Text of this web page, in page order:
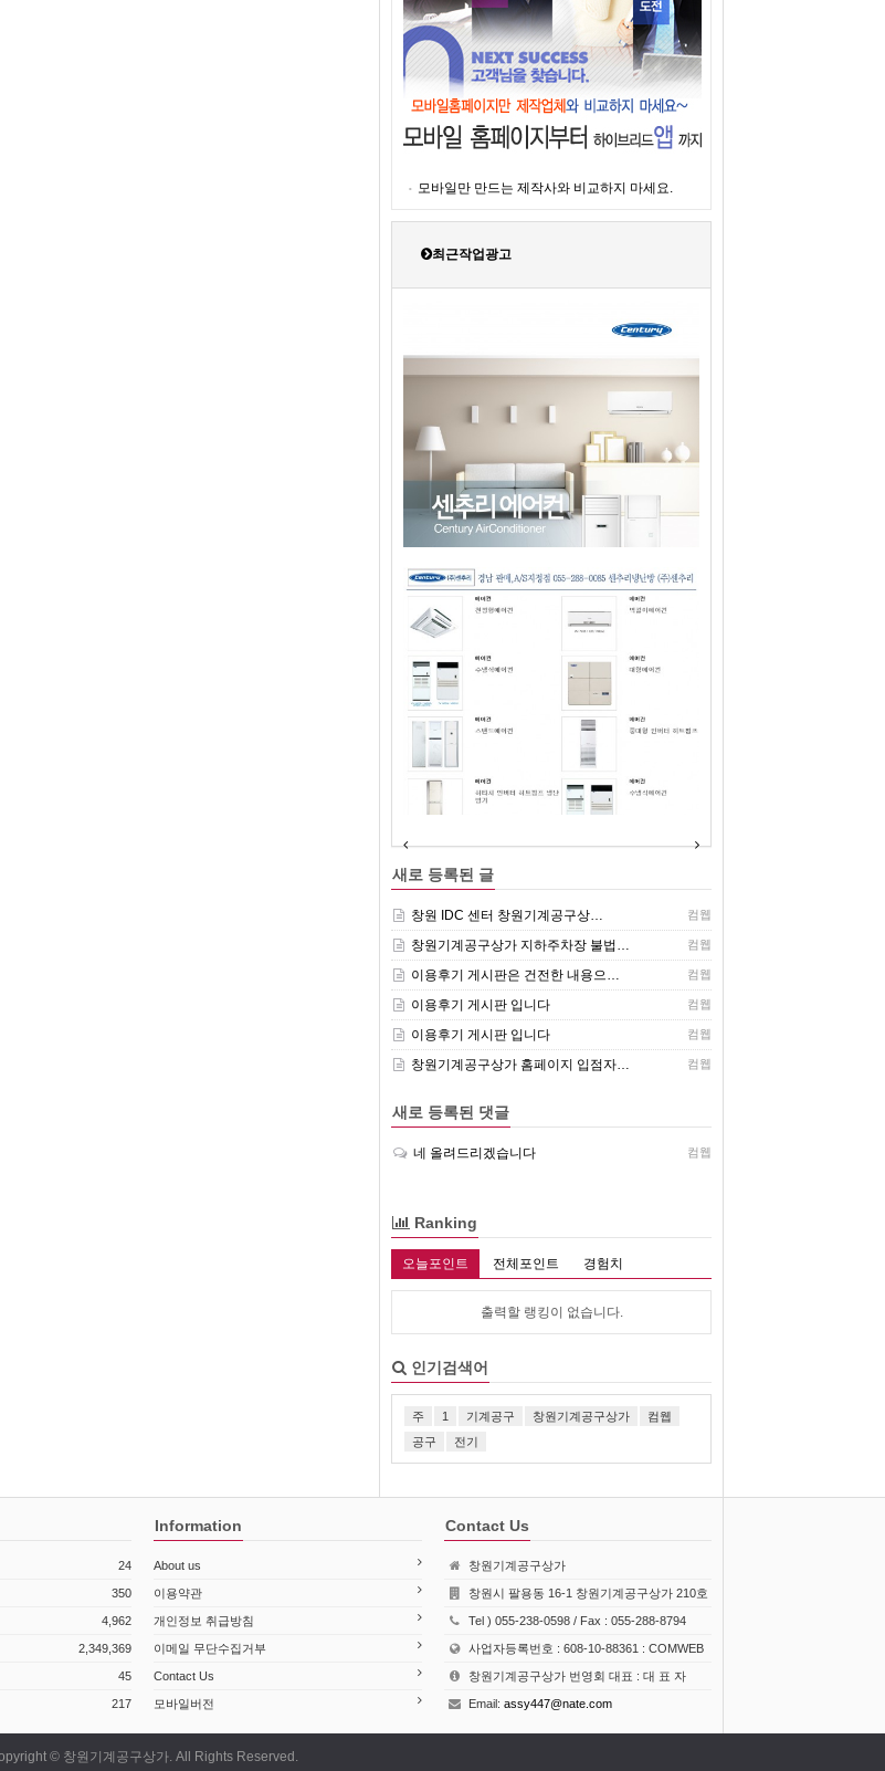
모바일만 만드는 제작사와 비교하지 마세요.
최근작업광고
새로 등록된 글
창원 IDC 센터 창원기계공구상… 컴웹
창원기계공구상가 지하주차장 불법… 컴웹
이용후기 게시판은 건전한 내용으… 컴웹
이용후기 게시판 입니다 컴웹
이용후기 게시판 입니다 컴웹
창원기계공구상가 홈페이지 입점자… 컴웹
새로 등록된 댓글
네 올려드리겠습니다 컴웹
Ranking
오늘포인트 전체포인트 경험치
출력할 랭킹이 없습니다.
인기검색어
주 1 기계공구 창원기계공구상가
컴웹
공구
전기
24
350
4,962
2,349,369
45
217
Information
About us
이용약관
개인정보 취급방침
이메일 무단수집거부
Contact Us
모바일버전
Contact Us
창원기계공구상가
창원시 팔용동 16-1 창원기계공구상가 210호
Tel ) 055-238-0598 / Fax : 055-288-8794
사업자등록번호 : 608-10-88361 : COMWEB
창원기계공구상가 번영회 대표 : 대 표 자
Email: assy447@nate.com
© 창원기계공구상가. All Rights Reserved.